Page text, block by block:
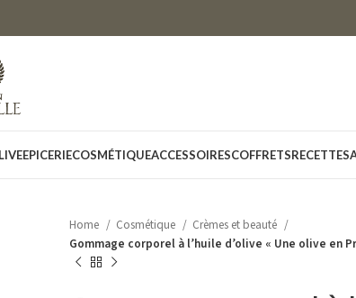
EPICERIECOSMÉTIQUEACCESSOIRESCOFFRETSRECETTES
Home Cosmétique
Crèmes et beauté
Gommage corporel à l’huile d’olive « Une olive en